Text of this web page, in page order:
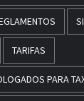
TARIFAS
PARA